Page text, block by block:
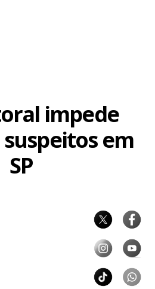
impede
em
SP